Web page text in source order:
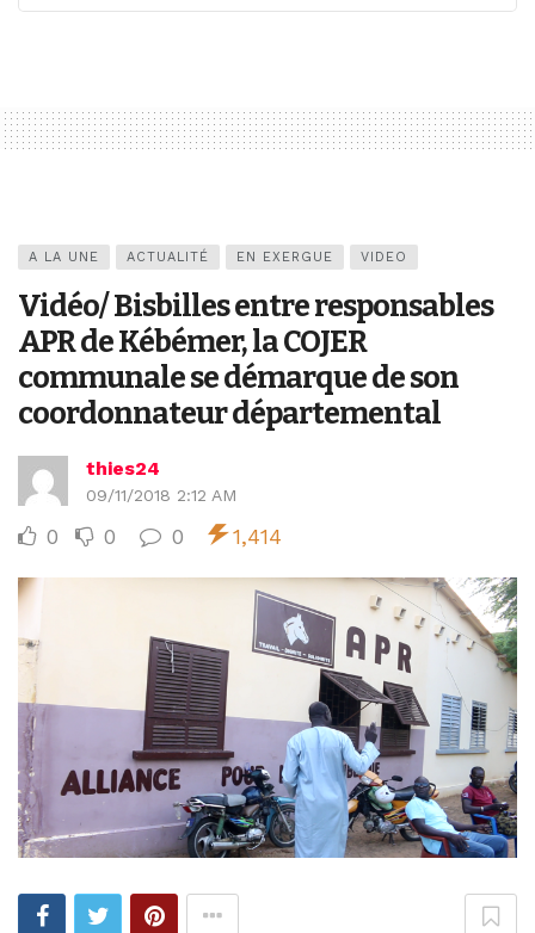
A LA UNE ACTUALITÉ EN EXERGUE VIDEO
Vidéo/ Bisbilles entre responsables
APR de Kébémer, la COJER
communale se démarque de son
coordonnateur départemental
thies24
09/11/2018 2:12 AM
0 0 0 1,414